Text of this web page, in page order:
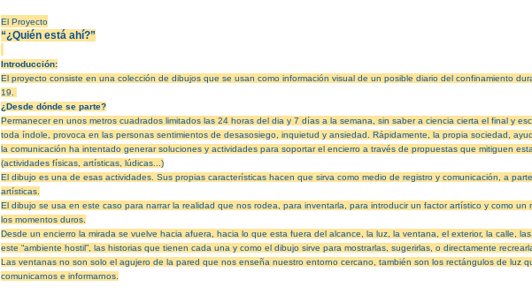
El Proyecto
“¿Quién está ahí?”
Introducción:
El proyecto consiste en una colección de dibujos que se usan como información visual de un posible diario del confinamiento
19.
¿Desde dónde se parte?
Permanecer en unos metros cuadrados limitados las 24 horas del dia y 7 días a la semana, sin saber a ciencia cierta el final y
toda índole, provoca en las personas sentimientos de desasosiego, inquietud y ansiedad. Rápidamente, la propia sociedad,
la comunicación ha intentado generar soluciones y actividades para soportar el encierro a través de propuestas que mitiguen
(actividades físicas, artísticas, lúdicas...)
El dibujo es una de esas actividades. Sus propias características hacen que sirva como medio de registro y comunicación, a
artísticas.
El dibujo se usa en este caso para narrar la realidad que nos rodea, para inventarla, para introducir un factor artístico y como un
los momentos duros.
Desde un encierro la mirada se vuelve hacia afuera, hacia lo que esta fuera del alcance, la luz, la ventana, el exterior, la calle,
este “ambiente hostil”, las historias que tienen cada una y como el dibujo sirve para mostrarlas, sugerirlas, o directamente
Las ventanas no son solo el agujero de la pared que nos enseña nuestro entorno cercano, también son los rectángulos de luz
comunicarnos e informarnos.